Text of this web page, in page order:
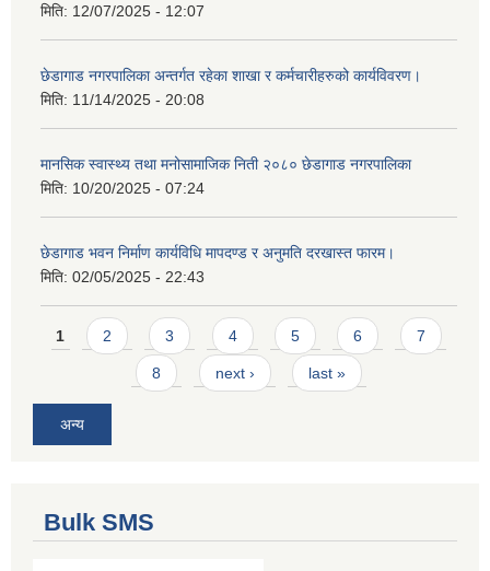
मिति: 12/07/2025 - 12:07
छेडागाड नगरपालिका अन्तर्गत रहेका शाखा र कर्मचारीहरुको कार्यविवरण।
मिति: 11/14/2025 - 20:08
मानसिक स्वास्थ्य तथा मनोसामाजिक निती २०८० छेडागाड नगरपालिका
मिति: 10/20/2025 - 07:24
छेडागाड भवन निर्माण कार्यविधि मापदण्ड र अनुमति दरखास्त फारम।
मिति: 02/05/2025 - 22:43
Pages
1 2 3 4 5 6 7
8 next › last »
अन्य
Bulk SMS